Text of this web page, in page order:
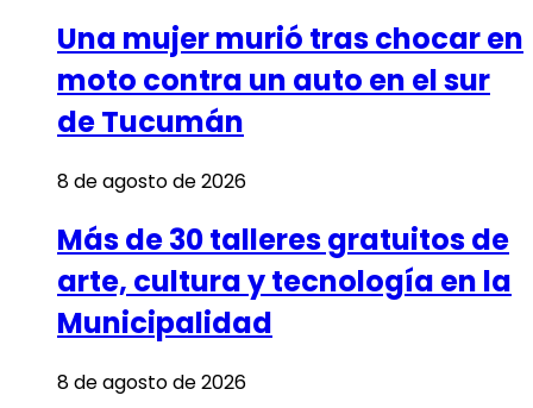
Una mujer murió tras chocar en
moto contra un auto en el sur
de Tucumán
8 de agosto de 2026
Más de 30 talleres gratuitos de
arte, cultura y tecnología en la
Municipalidad
8 de agosto de 2026